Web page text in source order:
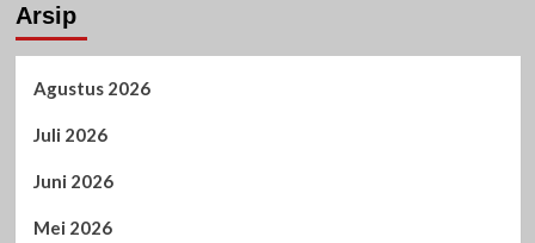
Arsip
Agustus 2026
Juli 2026
Juni 2026
Mei 2026